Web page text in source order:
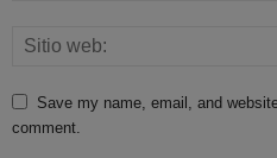
Save my name, email, and
comment.